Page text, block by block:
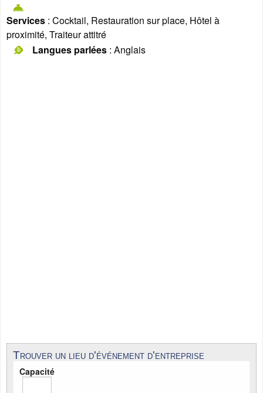
Services : Cocktail, Restauration sur place, Hôtel à
proximité, Traiteur attitré
Langues parlées : Anglais
Trouver un lieu d'événement d'entreprise
Capacité